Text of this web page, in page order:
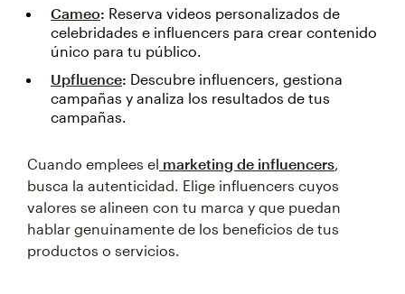
Cameo: Reserva videos personalizados de
celebridades e influencers para crear contenido
único para tu público.
Upfluence: Descubre influencers, gestiona
campañas y analiza los resultados de tus
campañas.
Cuando emplees el marketing de influencers,
busca la autenticidad. Elige influencers cuyos
valores se alineen con tu marca y que puedan
hablar genuinamente de los beneficios de tus
productos o servicios.